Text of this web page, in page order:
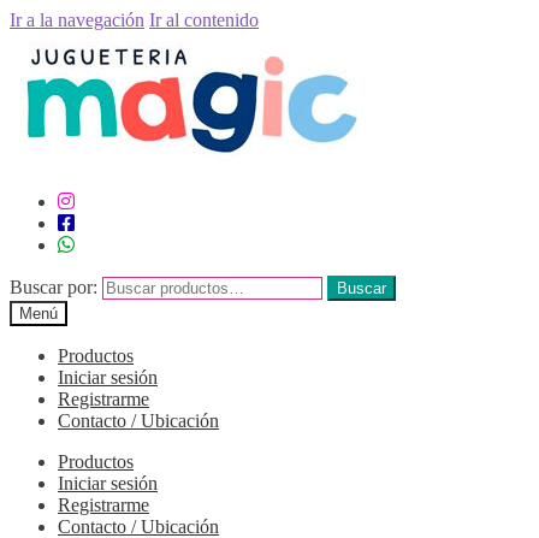
Ir a la navegación Ir al contenido
Buscar por:
Buscar
Menú
Productos
Iniciar sesión
Registrarme
Contacto / Ubicación
Productos
Iniciar sesión
Registrarme
Contacto / Ubicación